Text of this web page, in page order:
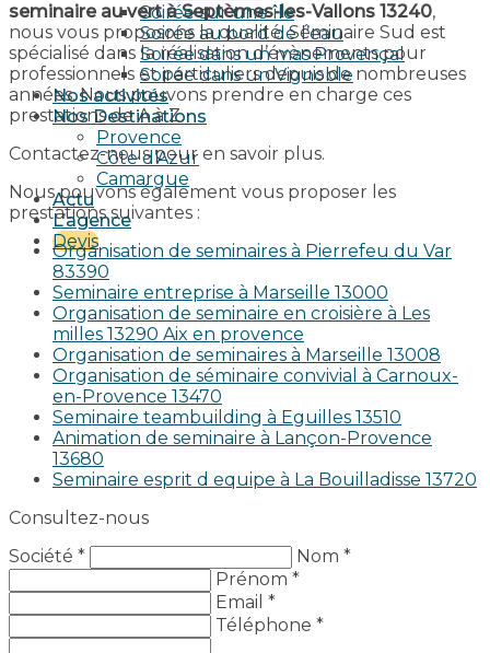
Soirée sur une île
Soirée au bord de l’eau
Soirée dans un mas Provençal
Soirée dans un Vignoble
Nos activités
Nos Destinations
Provence
Côte d’Azur
Camargue
Actu
L’agence
Devis
seminaire au vert à Septèmes-les-Vallons 13240,
nous vous proposons la qualité. Séminaire Sud est
spécialisé dans la réalisation d’évènements pour
professionnels et particuliers depuis de nombreuses
années. Nous pouvons prendre en charge ces
prestations de A à Z.
Contactez-nous pour en savoir plus.
Nous pouvons également vous proposer les
prestations suivantes :
Organisation de seminaires à Pierrefeu du Var
83390
Seminaire entreprise à Marseille 13000
Organisation de seminaire en croisière à Les
milles 13290 Aix en provence​
Organisation de seminaires à Marseille 13008
Organisation de séminaire convivial à Carnoux-
en-Provence 13470
Seminaire teambuilding à Eguilles 13510
Animation de seminaire à Lançon-Provence
13680
Seminaire esprit d equipe à La Bouilladisse 13720
Consultez-nous
Société *
Nom *
Prénom *
Email *
Téléphone *